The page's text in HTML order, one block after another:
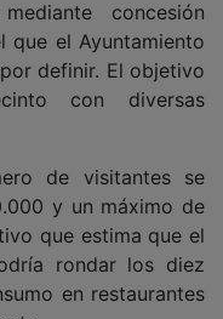
que el Ayuntamiento
definir. El objetivo
con diversas
y un máximo de
que estima que el
rondar los diez
en restaurantes